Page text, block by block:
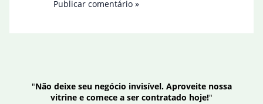
"Não deixe seu negócio invisível. Aproveite nossa
vitrine e comece a ser contratado hoje!"